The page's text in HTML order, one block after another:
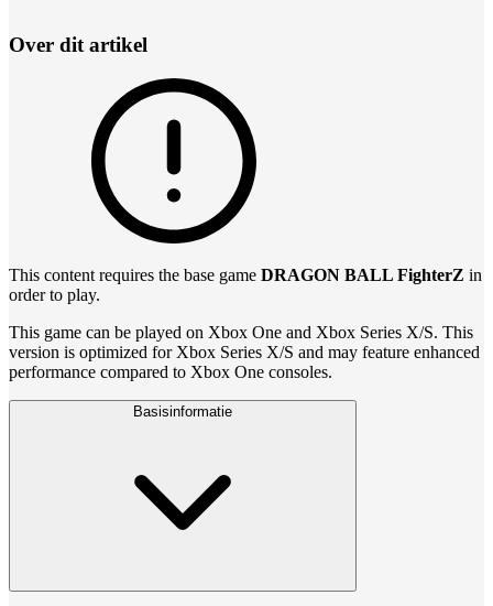
Over dit artikel
This content requires the base game DRAGON BALL FighterZ in
order to play.
This game can be played on Xbox One and Xbox Series X/S. This
version is optimized for Xbox Series X/S and may feature enhanced
performance compared to Xbox One consoles.
Basisinformatie